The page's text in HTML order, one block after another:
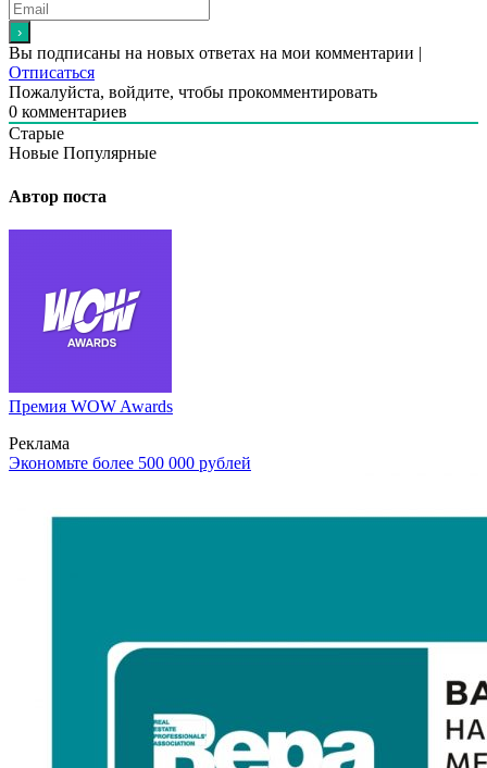
Вы подписаны на новых ответах на мои комментарии |
Отписаться
Пожалуйста, войдите, чтобы прокомментировать
0 комментариев
Старые
Новые Популярные
Автор поста
Премия WOW Awards
Реклама
Экономьте более 500 000 рублей